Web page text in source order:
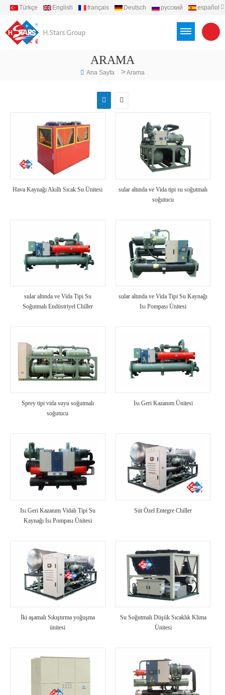
Türkçe English français Deutsch русский
español
ARAMA
Ana Sayfa >Arama
Hava Kaynağı Akıllı Sıcak Su Ünitesi
sular altında ve Vida tipi su soğutmalı
soğutucu
sular altında ve Vida Tipi Su
Soğutmalı Endüstriyel Chiller
sular altında ve Vida Tipi Su Kaynağı
Isı Pompası Ünitesi
Sprey tipi vida suyu soğutmalı
soğutucu
Isı Geri Kazanım Ünitesi
Isı Geri Kazanım Vidalı Tipi Su
Kaynağı Isı Pompası Ünitesi
Süt Özel Entegre Chiller
İki aşamalı Sıkıştırma yoğuşma
ünitesi
Su Soğutmalı Düşük Sıcaklık Klima
Ünitesi